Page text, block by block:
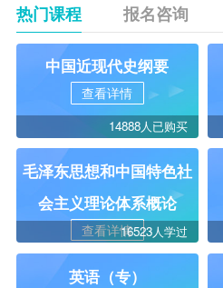
热门课程 报名咨询
中国近现代史纲要
查看详情
14888人已购买
毛泽东思想和中国特色社
会主义理论体系概论
查看详情16523人学过
英语（专）